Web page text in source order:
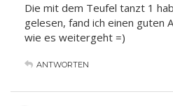
Die mit dem Teufel tanzt 1
gelesen, fand ich einen guten
wie es weitergeht =)
ANTWORTEN